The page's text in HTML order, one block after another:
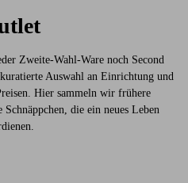
Zweite-Wahl-Ware noch Second
Auswahl an Einrichtung und
Hier sammeln wir frühere
die ein neues Leben